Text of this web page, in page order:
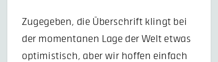
Zugegeben, die Überschrift klingt bei
der momentanen Lage der Welt etwas
optimistisch, aber wir hoffen einfach